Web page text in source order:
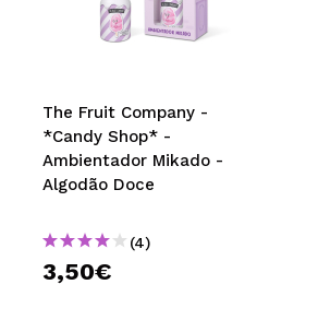
MAQUIFARMA
TRAVEL SIZE
NATURE
DESCONTOS
OUTLET
The Fruit Company -
*Candy Shop* -
Ambientador Mikado -
Algodão Doce
(4)
3,50€